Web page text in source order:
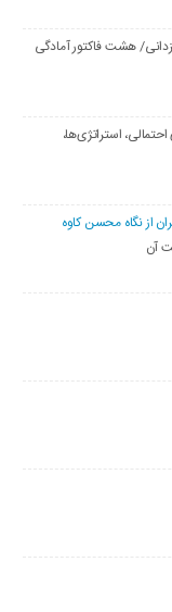
هشت فاکتور آمادگی
استراتژی‌ها،
از نگاه محسن کاوه
آن